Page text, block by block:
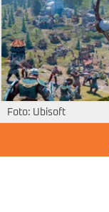
Foto: Ubisoft